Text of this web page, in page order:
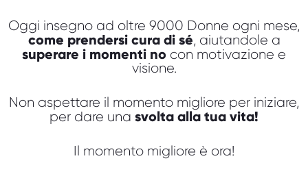
Oggi insegno ad oltre 9000 Donne ogni mese,
come prendersi cura di sé, aiutandole a
superare i momenti no con motivazione e
visione.
Non aspettare il momento migliore per iniziare,
per dare una svolta alla tua vita!
Il momento migliore è ora!